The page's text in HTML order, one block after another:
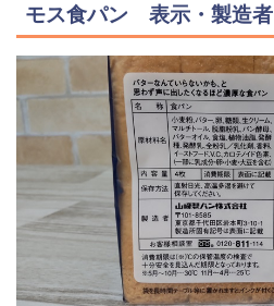
モス食パン 表示・製造者